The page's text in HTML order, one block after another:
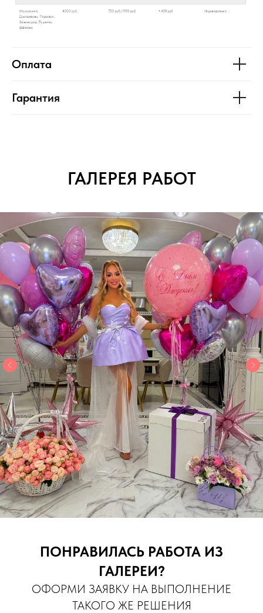
Оплата
Гарантия
ГАЛЕРЕЯ РАБОТ
ПОНРАВИЛАСЬ РАБОТА ИЗ
ГАЛЕРЕИ?
ОФОРМИ ЗАЯВКУ НА ВЫПОЛНЕНИЕ
ТАКОГО ЖЕ РЕШЕНИЯ